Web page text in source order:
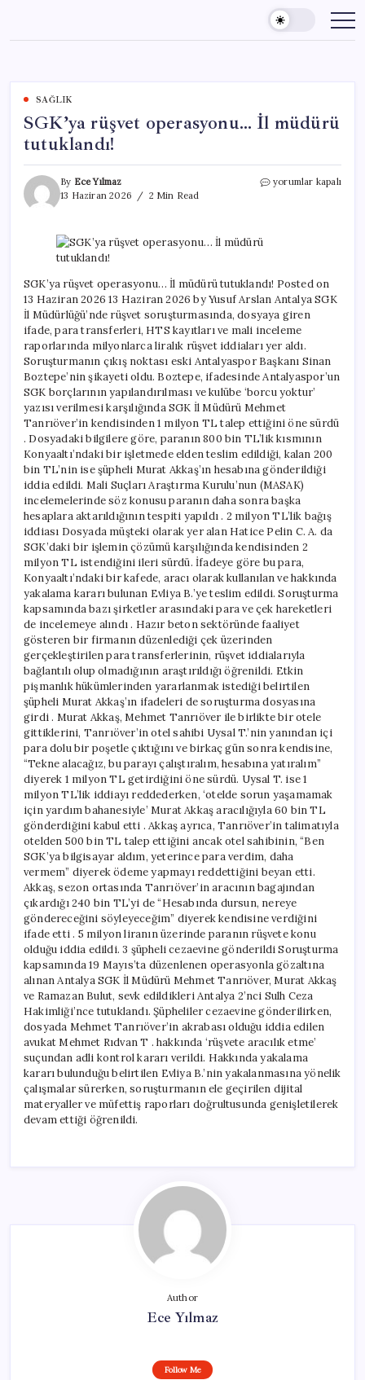
content
SAĞLIK
SGK’ya rüşvet operasyonu… İl müdürü
tutuklandı!
By Ece Yılmaz
13 Haziran 2026
2 Min Read
SGK’ya
yorumlar kapalı
SGK’ya rüşvet operasyonu… İl müdürü tutuklandı! Posted on
13 Haziran 2026 13 Haziran 2026 by Yusuf Arslan Antalya SGK
İl Müdürlüğü’nde rüşvet soruşturmasında, dosyaya giren
ifade, para transferleri, HTS kayıtları ve mali inceleme
raporlarında milyonlarca liralık rüşvet iddiaları yer aldı.
Soruşturmanın çıkış noktası eski Antalyaspor Başkanı Sinan
Boztepe’nin şikayeti oldu. Boztepe, ifadesinde Antalyaspor’un
SGK borçlarının yapılandırılması ve kulübe ‘borcu yoktur’
yazısı verilmesi karşılığında SGK İl Müdürü Mehmet
Tanrıöver’in kendisinden 1 milyon TL talep ettiğini öne sürdü
. Dosyadaki bilgilere göre, paranın 800 bin TL’lik kısmının
Konyaaltı’ndaki bir işletmede elden teslim edildiği, kalan 200
bin TL’nin ise şüpheli Murat Akkaş’ın hesabına gönderildiği
iddia edildi. Mali Suçları Araştırma Kurulu’nun (MASAK)
incelemelerinde söz konusu paranın daha sonra başka
hesaplara aktarıldığının tespiti yapıldı . 2 milyon TL’lik bağış
iddiası Dosyada müşteki olarak yer alan Hatice Pelin C. A. da
SGK’daki bir işlemin çözümü karşılığında kendisinden 2
milyon TL istendiğini ileri sürdü. İfadeye göre bu para,
Konyaaltı’ndaki bir kafede, aracı olarak kullanılan ve hakkında
yakalama kararı bulunan Evliya B.’ye teslim edildi. Soruşturma
kapsamında bazı şirketler arasındaki para ve çek hareketleri
de incelemeye alındı . Hazır beton sektöründe faaliyet
gösteren bir firmanın düzenlediği çek üzerinden
gerçekleştirilen para transferlerinin, rüşvet iddialarıyla
bağlantılı olup olmadığının araştırıldığı öğrenildi. Etkin
pişmanlık hükümlerinden yararlanmak istediği belirtilen
şüpheli Murat Akkaş’ın ifadeleri de soruşturma dosyasına
girdi . Murat Akkaş, Mehmet Tanrıöver ile birlikte bir otele
gittiklerini, Tanrıöver’in otel sahibi Uysal T.’nin yanından içi
para dolu bir poşetle çıktığını ve birkaç gün sonra kendisine,
“Tekne alacağız, bu parayı çalıştıralım, hesabına yatıralım”
diyerek 1 milyon TL getirdiğini öne sürdü. Uysal T. ise 1
milyon TL’lik iddiayı reddederken, ‘otelde sorun yaşamamak
için yardım bahanesiyle’ Murat Akkaş aracılığıyla 60 bin TL
gönderdiğini kabul etti . Akkaş ayrıca, Tanrıöver’in talimatıyla
otelden 500 bin TL talep ettiğini ancak otel sahibinin, “Ben
SGK’ya bilgisayar aldım, yeterince para verdim, daha
vermem” diyerek ödeme yapmayı reddettiğini beyan etti.
Akkaş, sezon ortasında Tanrıöver’in aracının bagajından
çıkardığı 240 bin TL’yi de “Hesabında dursun, nereye
göndereceğini söyleyeceğim” diyerek kendisine verdiğini
ifade etti . 5 milyon liranın üzerinde paranın rüşvete konu
olduğu iddia edildi. 3 şüpheli cezaevine gönderildi Soruşturma
kapsamında 19 Mayıs’ta düzenlenen operasyonla gözaltına
alınan Antalya SGK İl Müdürü Mehmet Tanrıöver, Murat Akkaş
ve Ramazan Bulut, sevk edildikleri Antalya 2’nci Sulh Ceza
Hakimliği’nce tutuklandı. Şüpheliler cezaevine gönderilirken,
dosyada Mehmet Tanrıöver’in akrabası olduğu iddia edilen
avukat Mehmet Rıdvan T . hakkında ‘rüşvete aracılık etme’
suçundan adli kontrol kararı verildi. Hakkında yakalama
kararı bulunduğu belirtilen Evliya B.’nin yakalanmasına yönelik
çalışmalar sürerken, soruşturmanın ele geçirilen dijital
materyaller ve müfettiş raporları doğrultusunda genişletilerek
devam ettiği öğrenildi.
Author
Ece Yılmaz
Follow Me